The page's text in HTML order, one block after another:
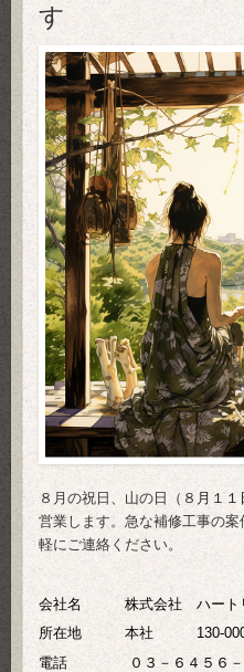
す
８月の祝日、山の日（８ 月１１
営業します。急な補修工事の
軽にご連絡ください。
会社名 株式会社 ハート
所在地 本社 130-0003
電話
０３－６４５６